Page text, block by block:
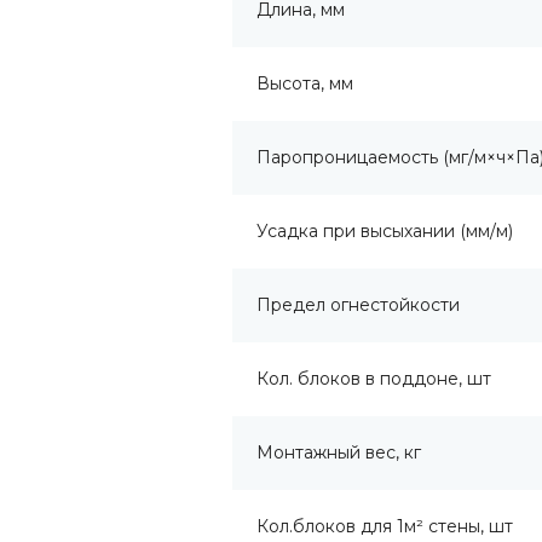
Длина, мм
Высота, мм
Паропроницаемость (мг/
Усадка при высыхании (мм/м)
Предел огнестойкости
Кол. блоков в поддоне, шт
Монтажный вес, кг
Кол.блоков для 1м² стены, шт